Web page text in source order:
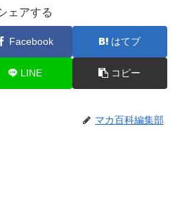
ェアする
Facebook はてブ
LINE コピー
マカ百科編集部